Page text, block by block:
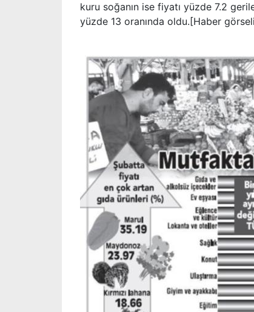
kuru soğanın ise fiyatı yüzde 7.2
yüzde 13 oranında oldu.[Haber